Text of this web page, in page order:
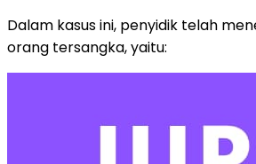
Dalam kasus ini, penyidik telah
orang tersangka, yaitu: